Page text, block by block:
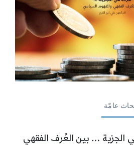
عامّة
الجزية … بين العُرف الفقهي